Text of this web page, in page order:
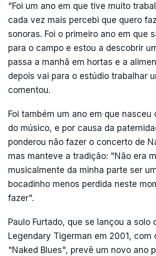
"Foi um ano em que tive muito
cada vez mais percebi que quero
sonoras. Foi o primeiro ano em que
para o campo e estou a descobrir
passa a manhã em hortas e a
depois vai para o estúdio trabalhar
comentou.
Foi também um ano em que nasceu
do músico, e por causa da
ponderou não fazer o concerto de
mas manteve a tradição: "Não era
musicalmente da minha parte ser
bocadinho menos perdida neste
fazer".
Paulo Furtado, que se lançou a solo
Legendary Tigerman em 2001, com
"Naked Blues", prevê um novo ano